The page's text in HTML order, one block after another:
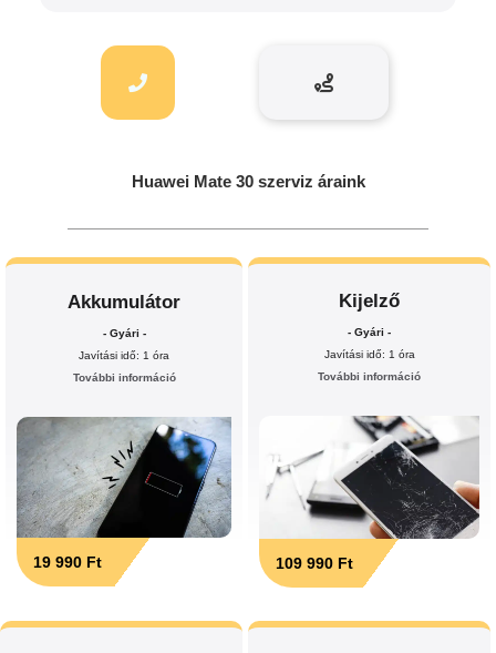
Huawei Mate 30 szerviz áraink
Akkumulátor
- Gyári -
Javítási idő: 1 óra
További információ
19 990 Ft
Kijelző
- Gyári -
Javítási idő: 1 óra
További információ
109 990 Ft